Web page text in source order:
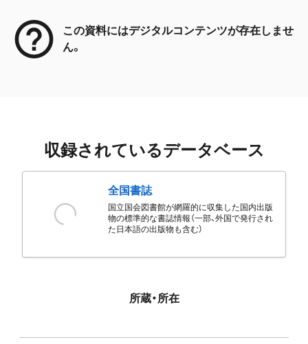
この資料にはデジタルコンテンツが存在しませ
ん。
収録されているデータベース
全国書誌
国立国会図書館が網羅的に収集した国内出版
物の標準的な書誌情報（一部、外国で発行され
た日本語の出版物も含む）
所蔵・所在